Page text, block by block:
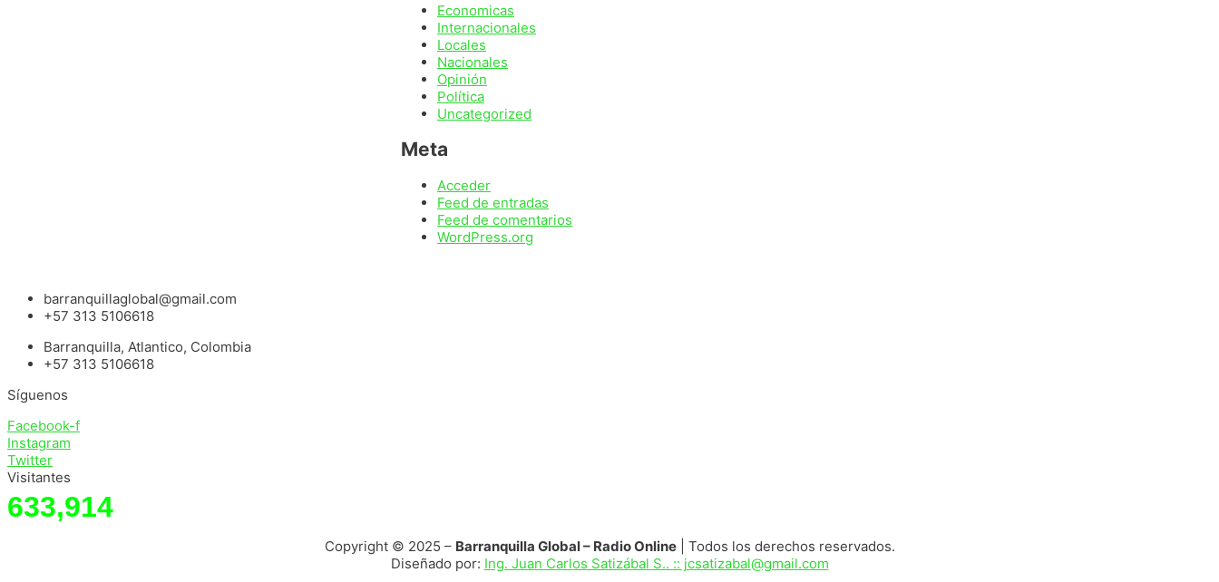
Economicas
Internacionales
Locales
Nacionales
Opinión
Política
Uncategorized
Meta
Acceder
Feed de entradas
Feed de comentarios
WordPress.org
barranquillaglobal@gmail.com
+57 313 5106618
Barranquilla, Atlantico, Colombia
+57 313 5106618
Síguenos
Facebook-f
Instagram
Twitter
Visitantes
633,914
Copyright © 2025 – Barranquilla Global – Radio Online| Todos los derechos reservados.
Diseñado por: Ing. Juan Carlos Satizábal S.. :: jcsatizabal@gmail.com